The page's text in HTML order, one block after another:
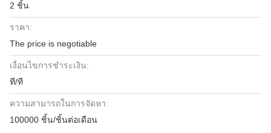
2 ชิ้น
ราคา:
The price is negotiable
เงื่อนไขการชำระเงิน:
ที/ที
ความสามารถในการจัดหา:
100000 ชิ้น/ชิ้นต่อเดือน